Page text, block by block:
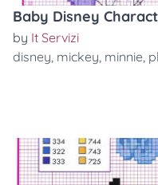
Baby Disney
by It Servizi
disney, mickey, minnie,